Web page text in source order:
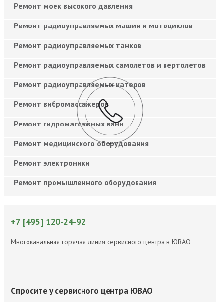
Ремонт моек высокого давления
Ремонт радиоуправляемых машин и мотоциклов
Ремонт радиоуправляемых танков
Ремонт радиоуправляемых самолетов и вертолетов
Ремонт радиоуправляемых катеров
Ремонт вибромассажеров
Ремонт гидромассажных ванн
Ремонт медицинского оборудования
Ремонт электроники
Ремонт промышленного оборудования
+7 [495] 120-24-92
Многоканальная горячая линия сервисного центра в ЮВАО
Спросите у сервисного центра ЮВАО